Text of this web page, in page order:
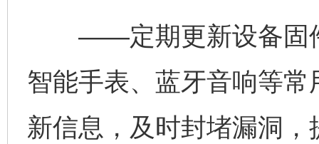
——定期更新设备固件
智能手表、蓝牙音响等
新信息，及时封堵漏洞